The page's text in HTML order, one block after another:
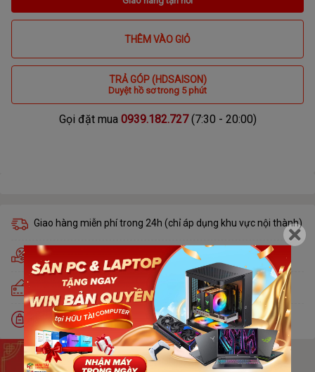
THÊM VÀO GIỎ
TRẢ GÓP (HDSAISON)
Duyệt hồ sơ trong 5 phút
Gọi đặt mua 0939.182.727(7:30 - 20:00)
Giao hàng miễn phí trong 24h (chỉ áp dụng khu vực nội thành)
Hỗ trợ trả góp nhà tài chính duyệt trong 5 phút
Trả góp lãi suất 0% qua thẻ tín dụng Visa, Master, JCB
Đổi trả miễn phí trong 30 ngày